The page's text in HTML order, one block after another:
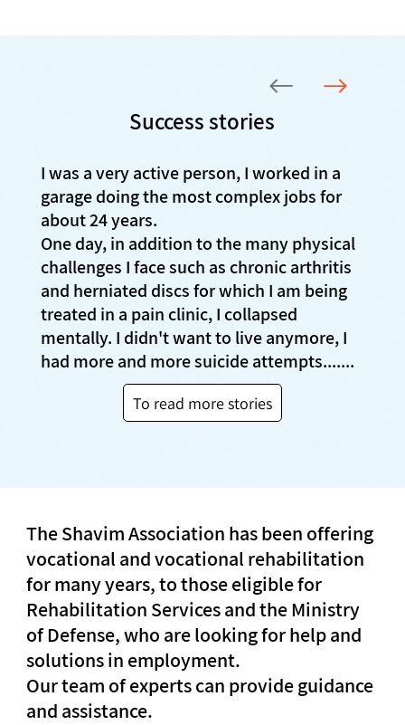
Success stories
I was a very active person, I worked in a
garage doing the most complex jobs for
about 24 years.
One day, in addition to the many physical
challenges I face such as chronic arthritis
and herniated discs for which I am being
treated in a pain clinic, I collapsed
mentally. I didn't want to live anymore, I
had more and more suicide attempts.......
To read more stories
The Shavim Association has been offering
vocational and vocational rehabilitation
for many years, to those eligible for
Rehabilitation Services and the Ministry
of Defense, who are looking for help and
solutions in employment.
Our team of experts can provide guidance
and assistance.